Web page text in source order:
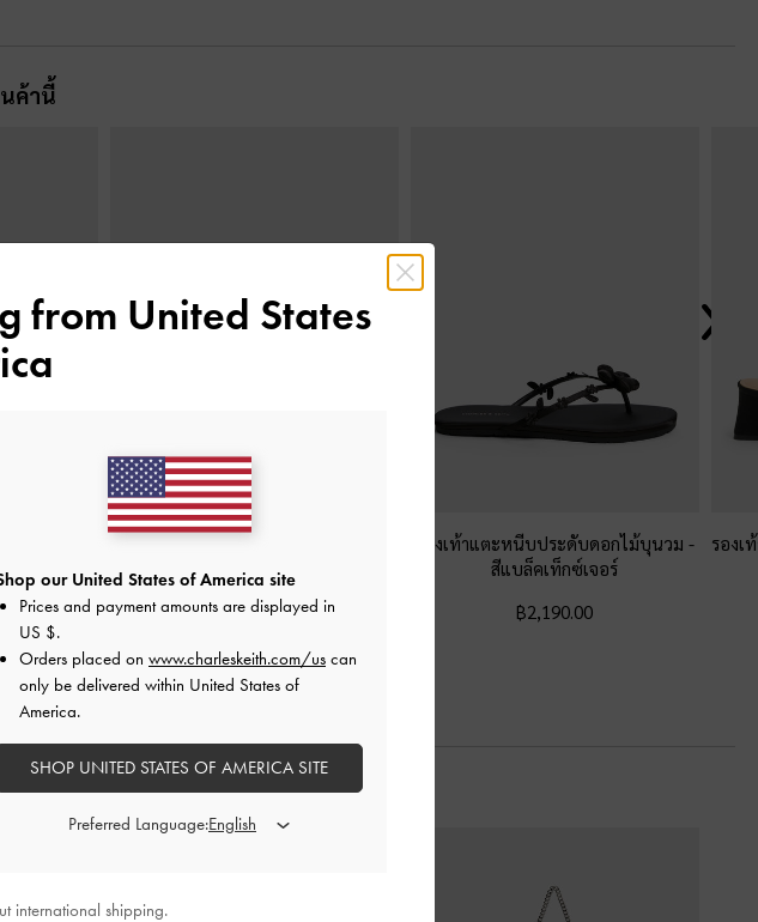
ค้านี้
ดข้อเท้า
รองเท้าส้นเตี้ยรัดส้นผ้าซาตินประดับโบว์
รุ่น Imani
สีแบล็คเท็กซ์เจอร์
฿2,190.00
รองเท้าแตะหนีบประดับดอกไม้บุนวม -
สีแบล็คเท็กซ์เจอร์
฿2,190.00
รองเ
from United States
our United States of America site
Prices and payment amounts are displayed in
US $.
Orders placed on www.charleskeith.com/us can
only be delivered within United States of
America.
SHOP UNITED STATES OF AMERICA SITE
Preferred Language:
international shipping.